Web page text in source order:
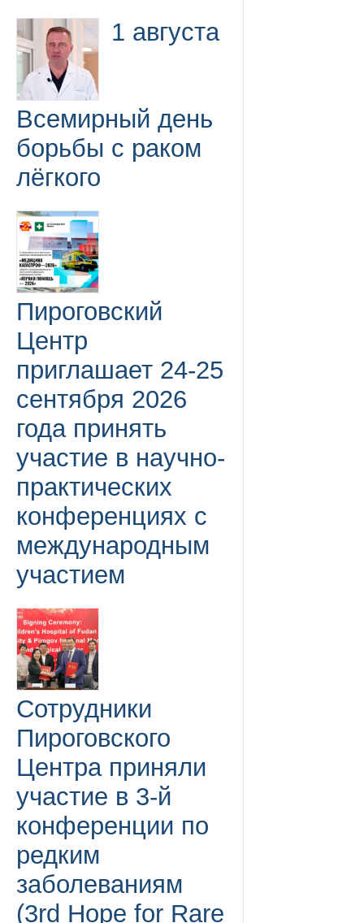
1 августа
Всемирный день
борьбы с раком
лёгкого
Пироговский
Центр
приглашает 24-25
сентября 2026
года принять
участие в научно-
практических
конференциях с
международным
участием
Сотрудники
Пироговского
Центра приняли
участие в 3-й
конференции по
редким
заболеваниям
(3rd Hope for Rare